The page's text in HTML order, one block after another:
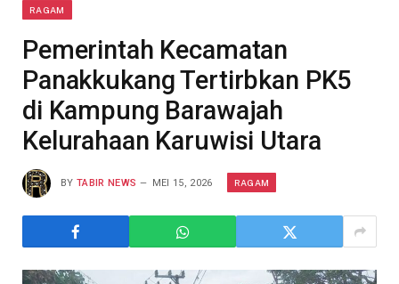
RAGAM
Pemerintah Kecamatan
Panakkukang Tertirbkan PK5
di Kampung Barawajah
Kelurahaan Karuwisi Utara
BY TABIR NEWS MEI 15, 2026 RAGAM